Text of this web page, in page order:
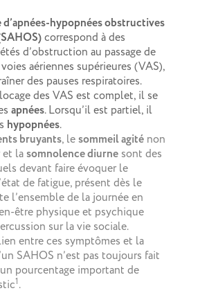
d’apnées-hypopnées obstructives
correspond à des
d’obstruction au passage de
aériennes supérieures (VAS),
des pauses respiratoires.
des VAS est complet, il se
apnées. Lorsqu’il est partiel, il
hypopnées.
bruyants, lesommeil agité non
et lasomnolence diurne sont des
devant faire évoquer le
de fatigue, présent dès le
l’ensemble de la journée en
être physique et psychique
sur la vie sociale.
entre ces symptômes et la
SAHOS n’est pas toujours fait
pourcentage important de
1.